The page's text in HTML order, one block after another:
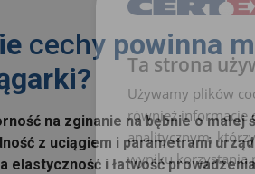
cechy powinna
na zginanie na bębnie o małej
z uciągiem i parametrami
elastyczność i łatwość prowadzenia
Ta strona
Używamy plików
również informacje
analitycznym,
wyniku korzystania